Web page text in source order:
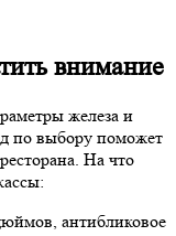
внимание
железа и
по выбору поможет
На что
антибликовое